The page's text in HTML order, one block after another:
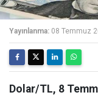
Yayınlanma: 08 Temmuz
Dolar/TL, 8